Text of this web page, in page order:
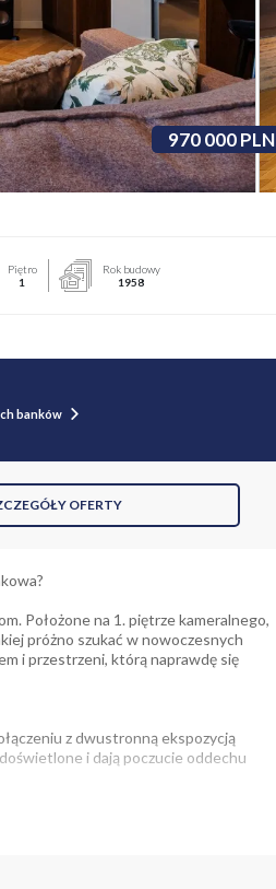
970 000 PLN
Piętro
1
Rok budowy
1958
banków
OFERTY
Położone na 1. piętrze kameralnego,
próżno szukać w nowoczesnych
i przestrzeni, którą naprawdę się
z dwustronną ekspozycją
i dają poczucie oddechu
niezależność finansowa i